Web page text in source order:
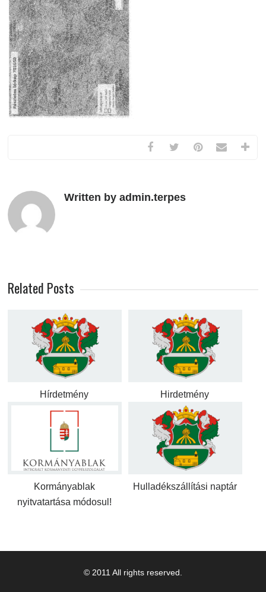
Written by admin.terpes
Related Posts
Hírdetmény Hirdetmény
Kormányablak
nyitvatartása módosul!
Hulladékszállítási naptár
© 2011 All rights reserved.